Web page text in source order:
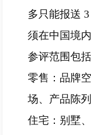
多只能报送
须在中国境内
参评范围包
零售：品牌
场、产品陈
住宅：别墅